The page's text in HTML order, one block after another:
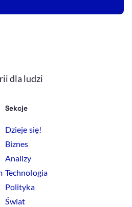
dla ludzi
Sekcje
Dzieje się!
Biznes
Analizy
Technologia
Polityka
Świat